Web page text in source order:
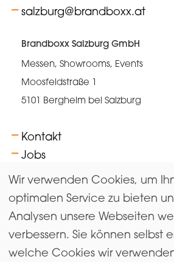
salzburg@brandboxx.at
Brandboxx Salzburg GmbH
Messen, Showrooms, Events
Moosfeldstraße 1
5101 Bergheim bei Salzburg
Kontakt
Jobs
AGB
Newsletter abonnieren
Impressum & Datenschutz
Wir verwenden Cookies, um
optimalen Service zu bieten
Analysen unsere Webseiten
verbessern. Sie können selbst
welche Cookies wir